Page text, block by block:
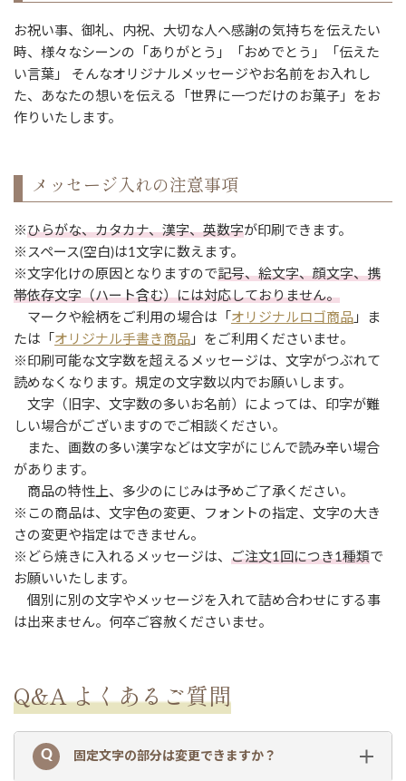
お祝い事、御礼、内祝、大切な人へ感謝の気持ちを伝えたい
時、様々なシーンの「ありがとう」「おめでとう」「伝えた
い言葉」 そんなオリジナルメッセージやお名前をお入れし
た、あなたの想いを伝える「世界に一つだけのお菓子」をお
作りいたします。
メッセージ入れの注意事項
※ひらがな、カタカナ、漢字、英数字が印刷できます。
※スペース(空白)は1文字に数えます。
※文字化けの原因となりますので記号、絵文字、顔文字、携
帯依存文字（ハート含む）には対応しておりません。
マークや絵柄をご利用の場合は「 オリジナルロゴ商品 」ま
たは「 オリジナル手書き商品 」をご利用くださいませ。
※印刷可能な文字数を超えるメッセージは、文字がつぶれて
読めなくなります。規定の文字数以内でお願いします。
文字（旧字、文字数の多いお名前）によっては、印字が難
しい場合がございますのでご相談ください。
また、画数の多い漢字などは文字がにじんで読み辛い場合
があります。
商品の特性上、多少のにじみは予めご了承ください。
※この商品は、文字色の変更、フォントの指定、文字の大き
さの変更や指定はできません。
※どら焼きに入れるメッセージは、 ご注文1回につき1種類で
お願いいたします。
個別に別の文字やメッセージを入れて詰め合わせにする事
は出来ません。何卒ご容赦くださいませ。
Q&A よくあるご質問
固定文字の部分は変更できますか？